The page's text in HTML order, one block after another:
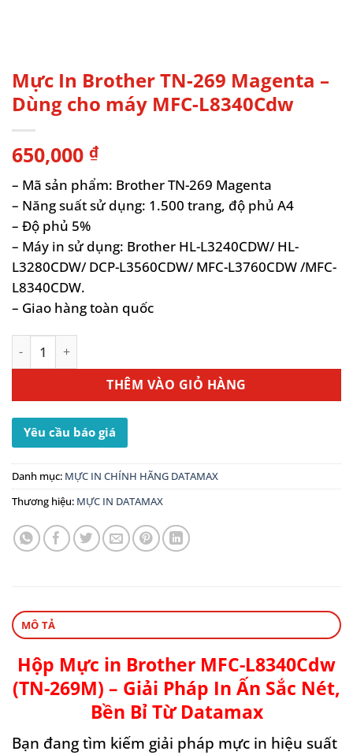
Mực In Brother TN-269 Magenta –
Dùng cho máy MFC-L8340Cdw
650,000 ₫
– Mã sản phẩm: Brother TN-269 Magenta
– Năng suất sử dụng: 1.500 trang, độ phủ A4
– Độ phủ 5%
– Máy in sử dụng: Brother HL-L3240CDW/ HL-
L3280CDW/ DCP-L3560CDW/ MFC-L3760CDW /MFC-
L8340CDW.
– Giao hàng toàn quốc
Mực In Brother TN-269 Magenta - Dùng cho máy MFC-
THÊM VÀO GIỎ HÀNG
Yêu cầu báo giá
Danh mục: MỰC IN CHÍNH HÃNG DATAMAX
Thương hiệu: MỰC IN DATAMAX
MÔ TẢ
Hộp Mực in Brother MFC-L8340Cdw
(TN-269M) – Giải Pháp In Ấn Sắc Nét,
Bền Bỉ Từ Datamax
Bạn đang tìm kiếm giải pháp mực in hiệu suất